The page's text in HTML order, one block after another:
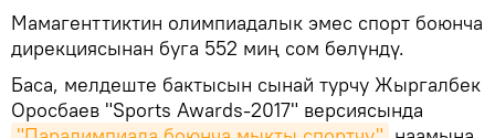
Мамагенттиктин олимпиадалык эмес спорт боюнча
дирекциясынан буга 552 миң сом бөлүндү.
Баса, мелдеште бактысын сынай турчу Жыргалбек
Оросбаев "Sports Awards-2017" версиясында